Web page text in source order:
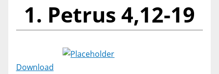
1. Petrus 4,12-19
Download